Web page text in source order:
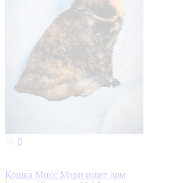
6
Кошка Мисс Мэри ищет дом